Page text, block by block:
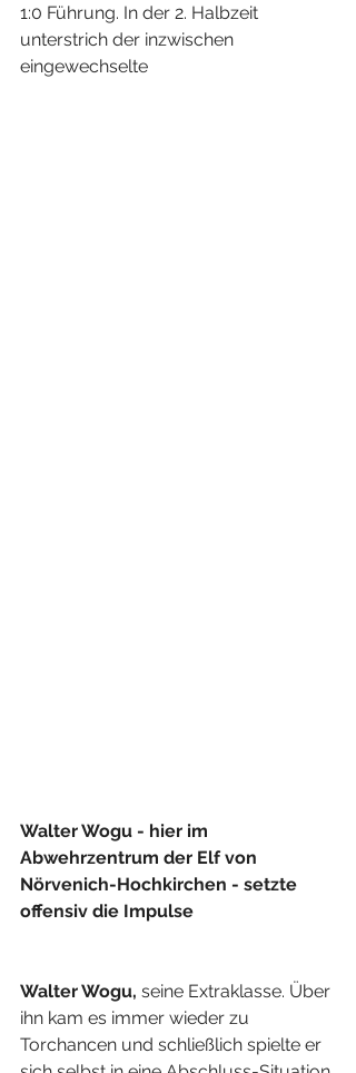
1:0 Führung. In der 2. Halbzeit
unterstrich der inzwischen
eingewechselte
Walter Wogu - hier im
Abwehrzentrum der Elf von
Nörvenich-Hochkirchen - setzte
offensiv die Impulse
Walter Wogu, seine Extraklasse. Über
ihn kam es immer wieder zu
Torchancen und schließlich spielte er